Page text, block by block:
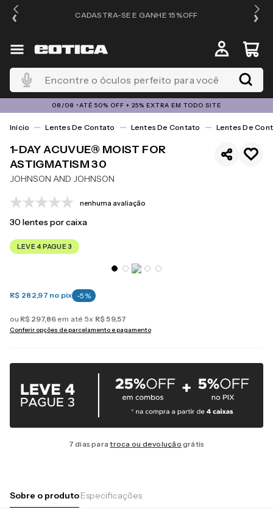
CADASTRA-SE E GANHE 15%OFF
Encontre o óculos perfeito para você
08/08 •ATÉ 50% OFF + 25% EXTRA EM TODO SITE
Lentes De Contato Lentes De Contato Lentes De
1-DAY ACUVUE® MOIST FOR
ASTIGMATISM 30
JOHNSON AND JOHNSON
nenhuma avaliação
30lentes por caixa
LEVE 4 PAGUE 3
R$ 282,97 no pix -5 %
ou R$ 297,86 em até 5x R$59,57
Conferir opções de parcelamento e pagamento
7 dias paratroca ou devolução grátis
Sobre o produtoEspecificações